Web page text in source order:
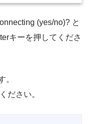
(yes/no)? と
キーを押してくださ
。
ださい。